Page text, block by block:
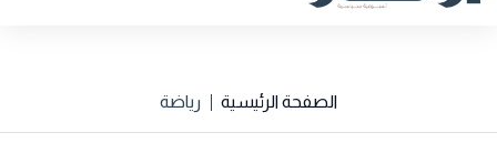
الصفحة الرئيسية رياضة